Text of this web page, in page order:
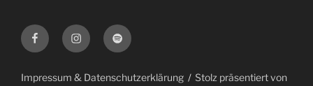
FacebookInstagramSpotify
Impressum & Datenschutzerklärung Stolz präsentiert von